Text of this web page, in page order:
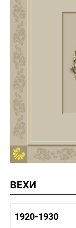
ВЕХИ
1920-1930